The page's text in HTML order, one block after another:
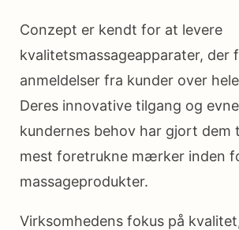
Conzept er kendt for at levere
kvalitetsmassageapparater, der
anmeldelser fra kunder over
Deres innovative tilgang og
kundernes behov har gjort dem
mest foretrukne mærker inden
massageprodukter.
Virksomhedens fokus på